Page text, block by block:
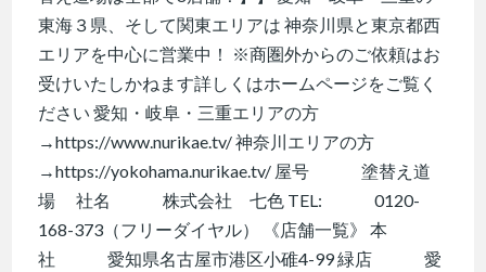
東海３県、そして関東エリアは 神奈川県と東京都西
エリアを中心に営業中！ ※商圏外からのご依頼はお
受けいたしかねます詳しくはホームページをご覧く
ださい 愛知・岐阜・三重エリアの方
→https://www.nurikae.tv/ 神奈川エリアの方
→https://yokohama.nurikae.tv/ 屋号 塗替え道
場 社名 株式会社 七色 TEL: 0120-
168-373（フリーダイヤル） 《店舗一覧》 本
社 愛知県名古屋市港区小碓4-99 緑店 愛